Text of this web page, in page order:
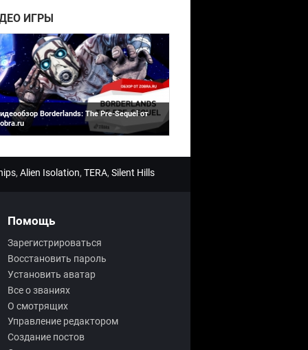
ИГРЫ
Borderlands: The Pre-Sequel от
Почти два года после выхода Borderlands 2
, Alien Isolation, TERA, Silent Hills
Помощь
Зарегистрироваться
Восстановить пароль
Установить аватар
Все о званиях
О смотрящих
Управление редактором
Создание постов